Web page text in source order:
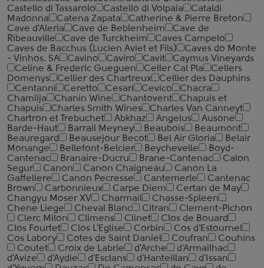
Castello di Tassarolo
Castello di Volpaia
Cataldi
Madonna
Catena Zapata
Catherine & Pierre Breton
Cave d'Aleria
Cave de Beblenheim
Cave de
Ribeauville
Cave de Turckheim
Caves Campelo
Caves de Bacchus (Lucien Aviet et Fils)
Caves do Monte
- Vinhos. SA
Cavino Caviro Cavit
Caymus Vineyards
Celine & Frederic Gueguen
Celler Cal Pla
Cellers
Domenys
Cellier des Chartreux
Cellier des Dauphins
Centanni
Ceretto Cesari Cevico
Chacra
Chamlija
Chanin Wine Chantovent
Chapuis et
Chapuis
Charles Smith Wines
Charles Van Canneyt
Chartron et Trebuchet
Abkhaz Angelus
Ausone
Barde-Haut
Barrail Meyney Beaubois
Beaumont
Beauregard
Beausejour Becot Bel Air Gloria
Belair
Monange
Bellefont-Belcier Beychevelle
Boyd-
Cantenac
Branaire-Ducru Brane-Cantenac
Calon
Segur
Canon Canon Chaigneau
Canon La
Gaffeliere
Canon Pecresse Cantemerle
Cantenac
Brown
Carbonnieux Carpe Diem
Certan de May
Changyu Moser XV
Charmail
Chasse-Spleen
Chene Liege
Cheval Blanc Citran
Clement-Pichon
Clerc Milon
Climens Clinet
Clos de Bouard
Clos Fourtet
Clos L'Eglise Corbin
Cos d'Estournel
Cos Labory
Cotes de Saint Daniel Coufran
Couhins
Coutet
Croix de Labrie d'Arche
d'Armailhac
d'Avize
d'Aydie d'Esclans d'Hanteillan
d'Issan